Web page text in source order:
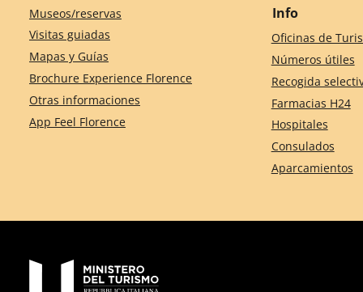
Museos/reservas
Visitas guiadas
Mapas y Guías
Brochure Experience Florence
Otras informaciones
App Feel Florence
Info
Oficinas de
Números útiles
Recogida
Farmacias H24
Hospitales
Consulados
Aparcamientos